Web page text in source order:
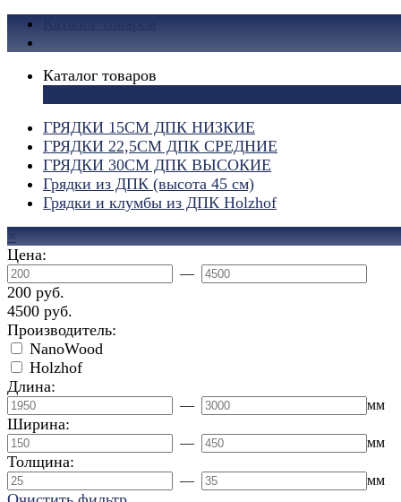
Каталог товаров
ГРЯДКИ 15СМ ДПК НИЗКИЕ
ГРЯДКИ 22,5СМ ДПК СРЕДНИЕ
ГРЯДКИ 30СМ ДПК ВЫСОКИЕ
Грядки из ДПК (высота 45 см)
Грядки и клумбы из ДПК Holzhof
×
Цена:
—
200 руб.
4500 руб.
Производитель:
NanoWood
Holzhof
Длина:
— мм
Ширина:
— мм
Толщина:
— мм